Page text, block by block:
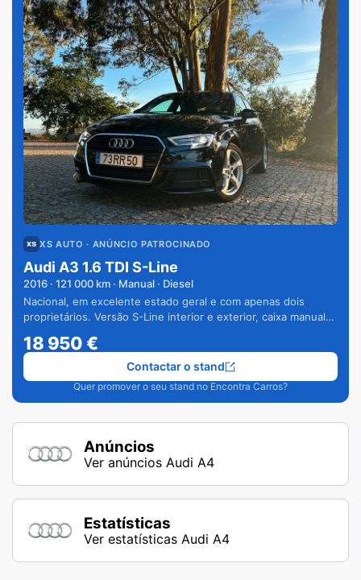
XS AUTO · ANÚNCIO PATROCINADO
Audi A3 1.6 TDI S-Line
2016 · 121 000 km · Manual · Diesel
Nacional, em excelente estado geral e com apenas dois
proprietários. Versão S-Line interior e exterior, caixa manual
18 950€
Quer promover o seu stand no Encontra Carros?
Contactar o stand
Anúncios
Ver anúncios Audi A4
Estatísticas
Ver estatísticas Audi A4